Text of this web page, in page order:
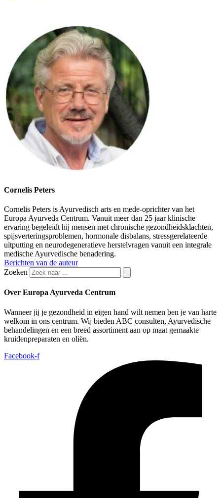
Cornelis Peters
Cornelis Peters is Ayurvedisch arts en mede-oprichter van het
Europa Ayurveda Centrum. Vanuit meer dan 25 jaar klinische
ervaring begeleidt hij mensen met chronische gezondheidsklachten,
spijsverteringsproblemen, hormonale disbalans, stressgerelateerde
uitputting en neurodegeneratieve herstelvragen vanuit een integrale
medische Ayurvedische benadering.
Berichten van de auteur
Zoeken
Over Europa Ayurveda Centrum
Wanneer jij je gezondheid in eigen hand wilt nemen ben je van harte
welkom in ons centrum. Wij bieden ABC consulten, Ayurvedische
behandelingen en een breed assortiment aan op maat gemaakte
kruidenpreparaten en oliën.
Facebook-f